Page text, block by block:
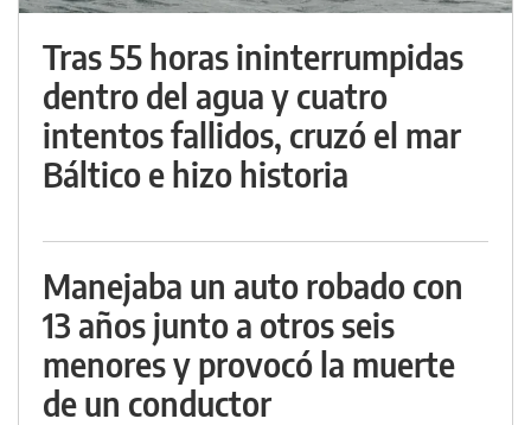
Tras 55 horas ininterrumpidas
dentro del agua y cuatro
intentos fallidos, cruzó el mar
Báltico e hizo historia
Manejaba un auto robado con
13 años junto a otros seis
menores y provocó la muerte
de un conductor